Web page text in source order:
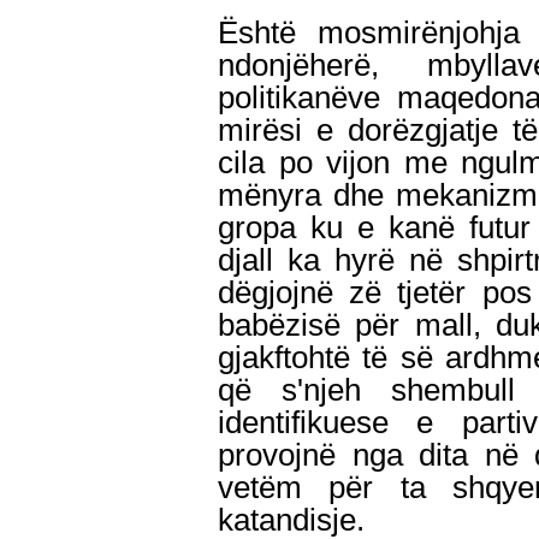
Është
ndonjëherë,
politikanëve
mirësi e dorëzgjatje
cila po vijon me
mënyra dhe
gropa ku e kanë
djall ka hyrë në
dëgjojnë zë tjetër
babëzisë për mall,
gjakftohtë të së
që s'njeh
identifikuese e
provojnë nga dita
vetëm për ta
katandisje.